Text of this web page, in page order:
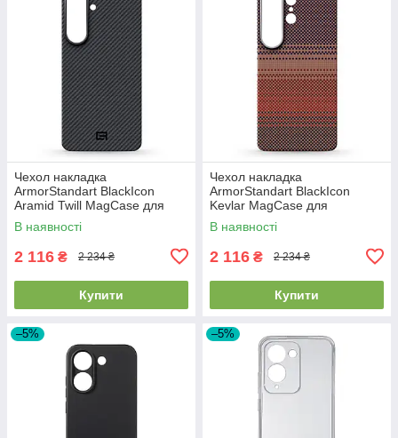
Чехол накладка
ArmorStandart BlackIcon
Aramid Twill MagCase для
Samsung S26 Plus Black
(ARM90146)
В наявності
2 116 ₴ 2 234 ₴
Купити
Чехол накладка
ArmorStandart BlackIcon
Kevlar MagCase для
Samsung S26 Ultra Sunset
(ARM90158)
В наявності
2 116 ₴ 2 234 ₴
Купити
–5% –5%